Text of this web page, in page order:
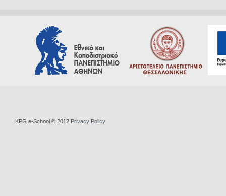
KPG e-School © 2012 Privacy Policy